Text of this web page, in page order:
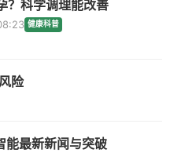
？科学调理能改善
健康科普
险
最新新闻与突破